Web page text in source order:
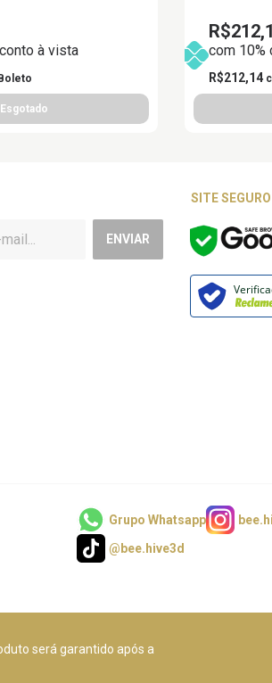
à vista
Boleto
com 10%
R$212,14
SITE SEGURO
Grupo Whatsapp
@bee.hive3d
será garantido após a